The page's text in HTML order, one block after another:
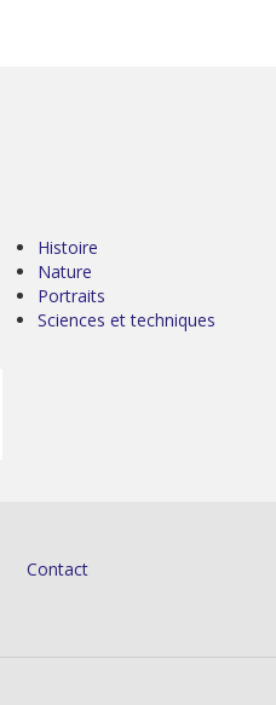
Histoire
Nature
Portraits
Sciences et techniques
Contact